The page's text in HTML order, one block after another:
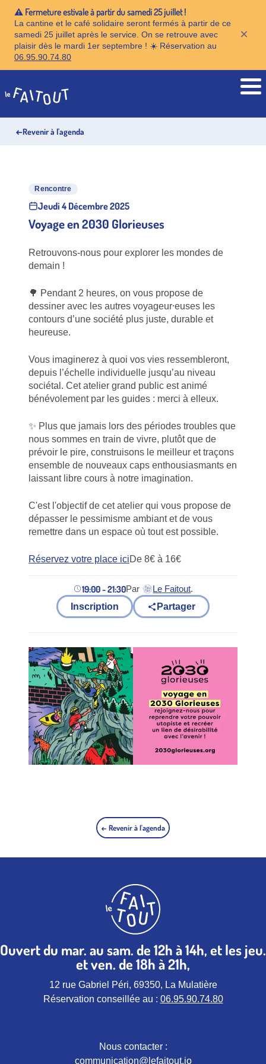
⚠️ Fermeture estivale à partir du samedi 25 juillet !
La cantine et le café solidaire seront fermés à partir de ce
samedi 25 juillet après le service. On se retrouve avec
plaisir dès le mardi 1er septembre ! ☀️ Réservation au
06.95.90.74.80
×
Accueil
←Revenir à l'agenda
Rencontre
Jeudi 4 Décembre 2025
Voyage en 2030 Glorieuses
Retrouvons-nous pour explorer les mondes de
demain !
🌳 Pendant 2 heures, on vous propose de
dessiner avec les autres voyageur⸱euses les
contours d’une société plus juste, durable et
heureuse.
Vous imaginerez à quoi vos vies ressembleront,
depuis l’échelle individuelle jusqu’au niveau
sociétal. Cet atelier grand public est animé
bénévolement par les guides : merci à elleux.
✨ Plus que jamais lors des périodes troubles que
nous sommes en train de vivre, plutôt que de
prévoir le pire, construisons le meilleur et traçons
ensemble de nouveaux caps enthousiasmants en
laissant libre cours à notre imagination.
C'est l'objectif de cet atelier qui vous propose de
dépasser le pessimisme ambiant et de vous
remettre dans un espace où tout est possible.
Réservez votre place iciDe 8€ à 16€
19:00 - 21:30Par Le Faitout
(nouvel onglet)
.
Inscription
Partager
← Revenir à l'agenda
Ouvert du mar. au sam. de 12h à 14h, et les jeu.
et ven. de 18h à 21h,
12 rue Gabriel Péri, 69350, La Mulatière
Réservation conseillée au : 06.95.90.74.80
Nous contacter :
communication@lefaitout.io